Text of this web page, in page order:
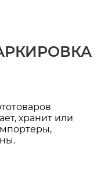
хранит или